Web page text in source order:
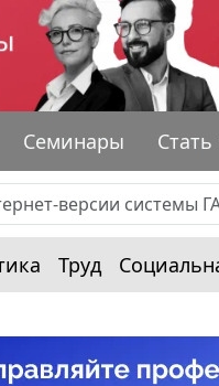
Семинары
Труд